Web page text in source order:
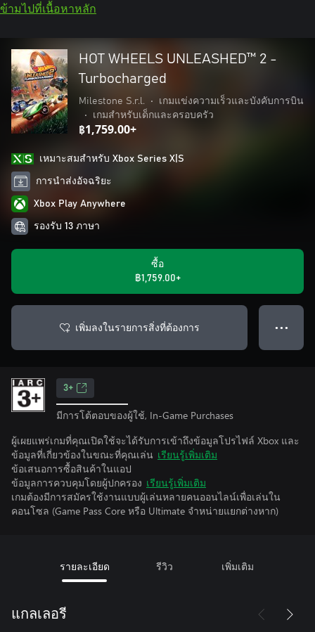
ข้ามไปที่เนื้อหาหลัก
HOT WHEELS UNLEASHED™ 2 -
Turbocharged
Milestone S.r.l. •
เกมแข่งความเร็วและบังคับการบิน
•
เกมสำหรับเด็กและครอบครัว
฿1,759.00+
เหมาะสมสําหรับ Xbox Series X|S
การนำส่งอัจฉริยะ
Xbox Play Anywhere
รองรับ 13 ภาษา
ซื้อ
฿1,759.00+
เพิ่มลงในรายการสิ่งที่ต้องการ ● ● ●
3+
มีการโต้ตอบของผู้ใช้, In-Game Purchases
ผู้เผยแพร่เกมที่คุณเปิดใช้จะได้รับการเข้าถึงข้อมูลโปรไฟล์ Xbox และ
ข้อมูลที่เกี่ยวข้องในขณะที่คุณเล่น เรียนรู้เพิ่มเติม
ข้อเสนอการซื้อสินค้าในแอป
ข้อมูลการควบคุมโดยผู้ปกครอง เรียนรู้เพิ่มเติม
เกมต้องมีการสมัครใช้งานแบบผู้เล่นหลายคนออนไลน์เพื่อเล่นใน
คอนโซล (Game Pass Core หรือ Ultimate จําหน่ายแยกต่างหาก)
รายละเอียด รีวิว เพิ่มเติม
แกลเลอรี